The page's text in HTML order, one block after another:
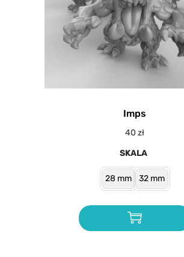
Imps
40 zł
SKALA
28 mm 32 mm